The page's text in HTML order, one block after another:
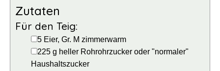
Zutaten
Für den Teig:
▢
5 Eier, Gr. M zimmerwarm
▢
225 g heller Rohrohrzucker oder "normaler"
Haushaltszucker